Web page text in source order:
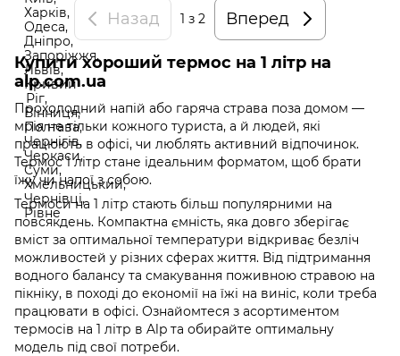
Назад 1 з 2 Вперед
Купити хороший термос на 1 літр на
alp.com.ua
Прохолодний напій або гаряча страва поза домом —
мрія не тільки кожного туриста, а й людей, які
працюють в офісі, чи люблять активний відпочинок.
Термос 1 літр стане ідеальним форматом, щоб брати
їжу чи напої з собою.
Термоси на 1 літр стають більш популярними на
повсякдень. Компактна ємність, яка довго зберігає
вміст за оптимальної температури відкриває безліч
можливостей у різних сферах життя. Від підтримання
водного балансу та смакування поживною стравою на
пікніку, в поході до економії на їжі на виніс, коли треба
працювати в офісі. Ознайомтеся з асортиментом
термосів на 1 літр в Alp та обирайте оптимальну
модель під свої потреби.